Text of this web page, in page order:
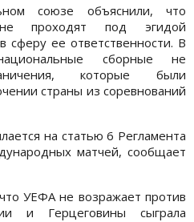
союзе объяснили, что
проходят под эгидой
сферу ее ответственности. В
сборные не
которые были
страны из соревнований
на статью 6 Регламента
матчей, сообщает
УЕФА не возражает против
и Герцеговины сыграла